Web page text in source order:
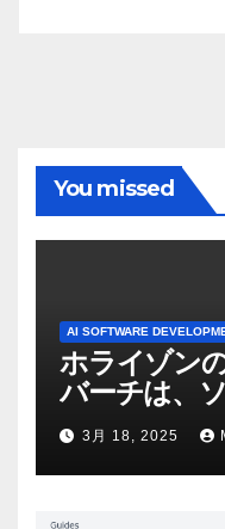
You missed
AI SOFTWARE
ホライゾン
バーチは、
ビデオを見
マンスとい
感じた」と
3月 18, 2025